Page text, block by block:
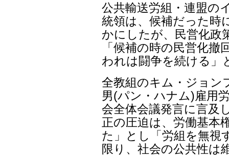
公共輸送労組・連盟の
統領は、候補だった時
かにしたが、民営化政
「候補の時の民営化
われは闘争を続ける」
全教組のキム・ジョン
男(パン・ハナム)雇用
会全体会議発言に言及
正の圧迫は、労働基本
た」とし「労組を無視
限り、社会の公共性は